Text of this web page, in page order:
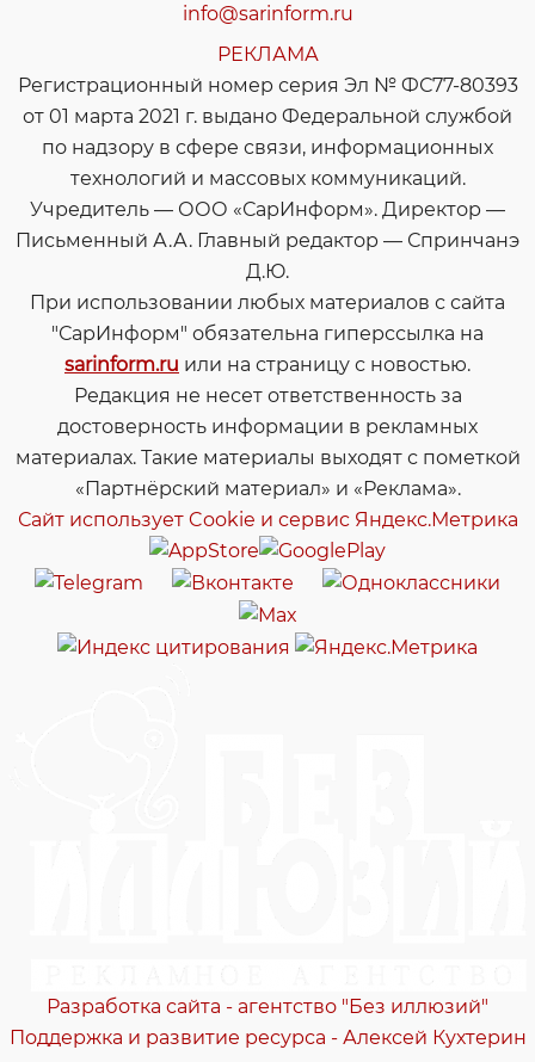
info@sarinform.ru
РЕКЛАМА
Регистрационный номер серия Эл № ФС77-80393
от 01 марта 2021 г. выдано Федеральной службой
по надзору в сфере связи, информационных
технологий и массовых коммуникаций.
Учредитель — ООО «СарИнформ». Директор —
Письменный А.А. Главный редактор — Спринчанэ
Д.Ю.
При использовании любых материалов с сайта
"СарИнформ" обязательна гиперссылка на
sarinform.ru или на страницу с новостью.
Редакция не несет ответственность за
достоверность информации в рекламных
материалах. Такие материалы выходят с пометкой
«Партнёрский материал» и «Реклама».
Сайт использует Cookie и сервиc Яндекс.Метрика
Разработка сайта - агентство "Без иллюзий"
Поддержка и развитие ресурса - Алексей Кухтерин